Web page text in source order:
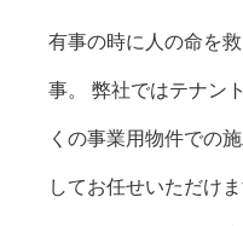
有事の時に人の命を
事。 弊社ではテナン
くの事業用物件での
してお任せいただけ